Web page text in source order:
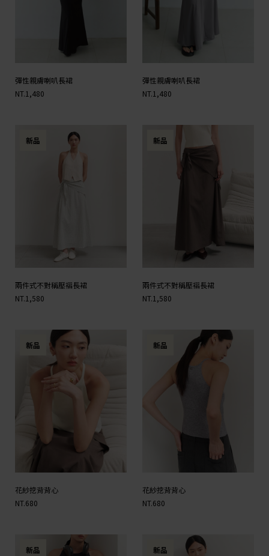
彈性親膚喇叭長裙
NT.1,480
彈性親膚喇叭長裙
NT.1,480
新品
兩件式不對稱壓褶長裙
NT.1,580
新品
兩件式不對稱壓褶長裙
NT.1,580
新品
花紗挖背背心
NT.680
新品
花紗挖背背心
NT.680
新品 新品